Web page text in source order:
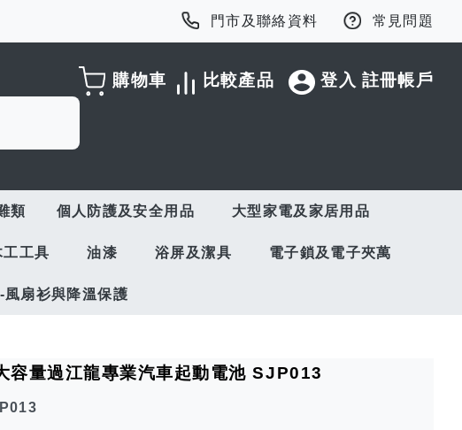
門市及聯絡資料 常見問題
登入 註冊帳戶
比較產品
購物車
類 個人防護及安全用品 大型家電及家居用品
工工具 油漆 浴屏及潔具 電子鎖及電子夾萬
風扇衫與降溫保護
容量過江龍專業汽車起動電池 SJP013